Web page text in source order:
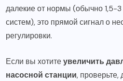
далекие от нормы (обычно 1,5-
систем), это прямой сигнал о
регулировки.
Если вы хотитеувеличить
насосной станции, проверьте,